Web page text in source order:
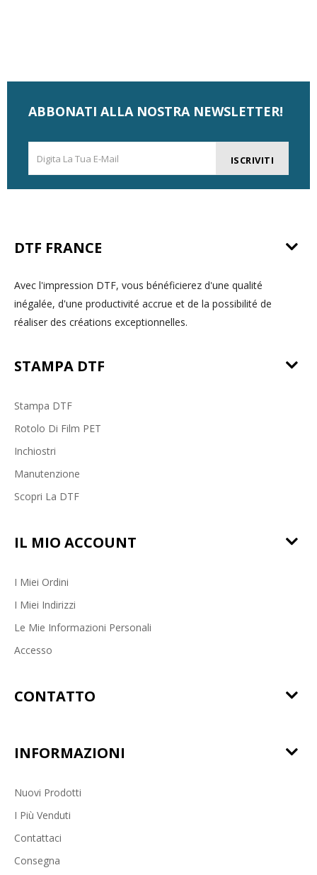
ABBONATI ALLA NOSTRA NEWSLETTER!
ISCRIVITI
DTF FRANCE
Avec l'impression DTF, vous bénéficierez d'une qualité
inégalée, d'une productivité accrue et de la possibilité de
réaliser des créations exceptionnelles.
STAMPA DTF
Stampa DTF
Rotolo Di Film PET
Inchiostri
Manutenzione
Scopri La DTF
IL MIO ACCOUNT
I Miei Ordini
I Miei Indirizzi
Le Mie Informazioni Personali
Accesso
CONTATTO
INFORMAZIONI
Nuovi Prodotti
I Più Venduti
Contattaci
Consegna